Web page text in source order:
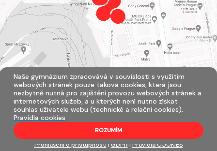
Všechna práva vyhrazena. Copyright © 2026 | Přihlásit
Prohlášení o přístupnosti | GDPR | Pravidla COOKIES
Naše gymnázium zpracovává v souvislosti s využitím
webových stránek pouze taková cookies, která jsou
nezbytně nutná pro zajištění provozu webových stránek a
internetových služeb, a u kterých není nutno získat
souhlas uživatele webu (technické a relační cookies).
Pravidla cookies
ROZUMÍM